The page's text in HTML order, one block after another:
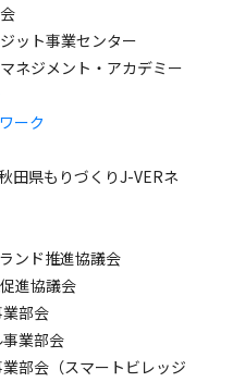
ット事業センター
ネジメント・アカデミー
ーク
田県もりづくりJ-VERネ
ンド推進協議会
進協議会
部会
業部会
部会（スマートビレッジ